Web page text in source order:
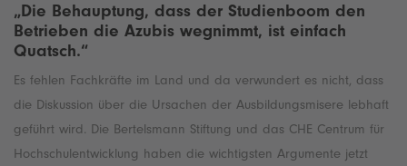
„Die Behauptung, dass der Studienboom den
Betrieben die Azubis wegnimmt, ist einfach
Quatsch.“
Es fehlen Fachkräfte im Land und da verwundert es nicht, dass
die Diskussion über die Ursachen der Ausbildungsmisere lebhaft
geführt wird. Die Bertelsmann Stiftung und das CHE Centrum für
Hochschulentwicklung haben die wichtigsten Argumente jetzt